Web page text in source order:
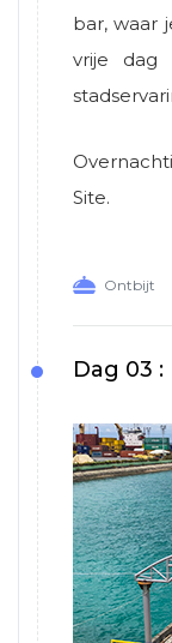
bar, waar
vrije dag
Site.
Ontbijt
Dag 03 :